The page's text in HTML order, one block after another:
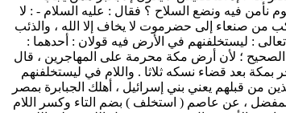
نأمن فيه ونضع السلاح ؟ فقال : عليه السلام - : لا
من صنعاء إلى حضرموت لا يخاف إلا الله ، والذئب
: ليستخلفنهم في الأرض فيه قولان : أحدهما :
الصحيح ؛ لأن أرض مكة محرمة على المهاجرين ، قال
بعد قضاء نسكه ثلاثا . واللام في ليستخلفنهم
من قبلهم يعني بني إسرائيل ، أهلك الجبابرة بمصر
، عن عاصم ( استخلف ) بضم التاء وكسر اللام